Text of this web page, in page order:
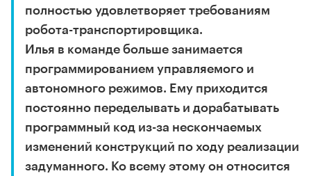
полностью удовлетворяет требованиям
робота-транспортировщика.
Илья в команде больше занимается
программированием управляемого и
автономного режимов. Ему приходится
постоянно переделывать и дорабатывать
программный код из-за нескончаемых
изменений конструкций по ходу реализации
задуманного. Ко всему этому он относится